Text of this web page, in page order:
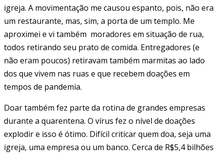
igreja. A movimentação me causou espanto, pois, não era
um restaurante, mas, sim, a porta de um templo. Me
aproximei e vi também moradores em situação de rua,
todos retirando seu prato de comida. Entregadores (e
não eram poucos) retiravam também marmitas ao lado
dos que vivem nas ruas e que recebem doações em
tempos de pandemia.
Doar também fez parte da rotina de grandes empresas
durante a quarentena. O vírus fez o nível de doações
explodir e isso é ótimo. Difícil criticar quem doa, seja uma
igreja, uma empresa ou um banco. Cerca de R$5,4 bilhões